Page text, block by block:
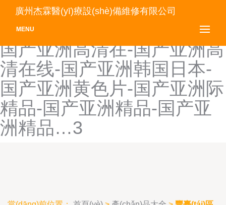
国产亚洲成人电影-国产亚洲
第一页-国产亚洲高清无码-
国产亚洲高清在-国产亚洲高
清在线-国产亚洲韩国日本-
国产亚洲黄色片-国产亚洲际
精品-国产亚洲精品-国产亚
洲精品…3
廣州杰霖醫(yī)療設(shè)備維修有限公司
MENU